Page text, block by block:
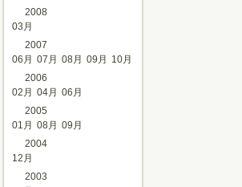
2008
03月
2007
06月 07月 08月 09月
10月
2006
02月 04月 06月
2005
01月 08月 09月
2004
12月
2003